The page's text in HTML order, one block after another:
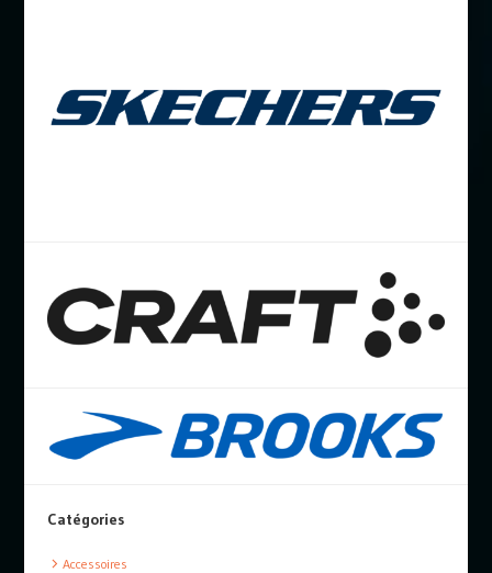
Catégories
Accessoires